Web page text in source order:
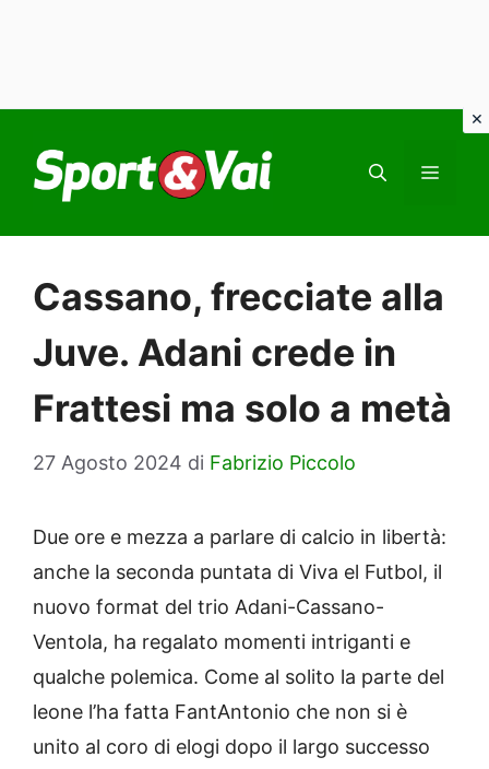
contenuto
Cassano, frecciate alla
Juve. Adani crede in
Frattesi ma solo a metà
27 Agosto 2024 di Fabrizio Piccolo
Due ore e mezza a parlare di calcio in libertà:
anche la seconda puntata di Viva el Futbol, il
nuovo format del trio Adani-Cassano-
Ventola, ha regalato momenti intriganti e
qualche polemica. Come al solito la parte del
leone l’ha fatta FantAntonio che non si è
unito al coro di elogi dopo il largo successo